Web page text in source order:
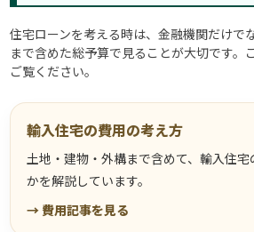
住宅ローンを考える時は、金融機関だけで
まで含めた総予算で見ることが大切です。
ご覧ください。
輸入住宅の費用の考え方
土地・建物・外構まで含めて、輸入住
かを解説しています。
→ 費用記事を見る